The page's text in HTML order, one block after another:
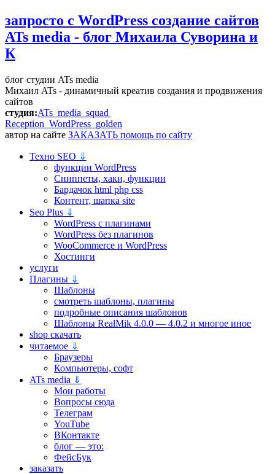
запросто с WordPress создание сайтов
ATs media - блог Михаила Суворина и
К
блог студии ATs media
Михаил ATs - динамичный креатив создания и продвижения
сайтов
студия:ATs media squad
Reception WordPress golden
автор на сайте ЗАКАЗАТЬ помощь по сайту
Техно SEO ⇓
функции WordPress
Сниппеты, хаки, функции
Бардачок html php css
Контент, шапка site
Seo Plus ⇓
WordPress c плагинами
WordPress без плагинов
WooCommerce и WordPress
Хостинги
услуги
Плагины ⇓
Шаблоны
смотреть шаблоны, плагины
подробные описания шаблонов
Шаблоны RealMik 4.0.0 — 4.0.2 и многое иное
shop скачать
читаемое ⇓
Браузеры
Компьютеры, софт
ATs media ⇓
Мои работы
Вопросы сюда
Телеграм
YouTube
ВКонтакте
блог — это:
ФейсБук
заказать